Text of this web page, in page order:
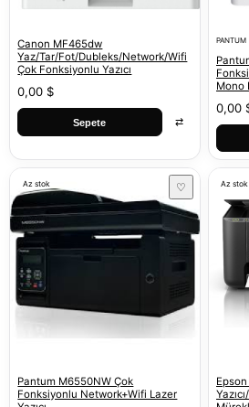
Canon MF465dw
Yaz/Tar/Fot/Dubleks/Network/Wifi
Çok Fonksiyonlu Yazıcı
0,00 $
Sepete ⇄
PANTUM
Mono
0,00
Az stok ♡
Pantum M6550NW Çok
Fonksiyonlu Network+Wifi Lazer
Az stok